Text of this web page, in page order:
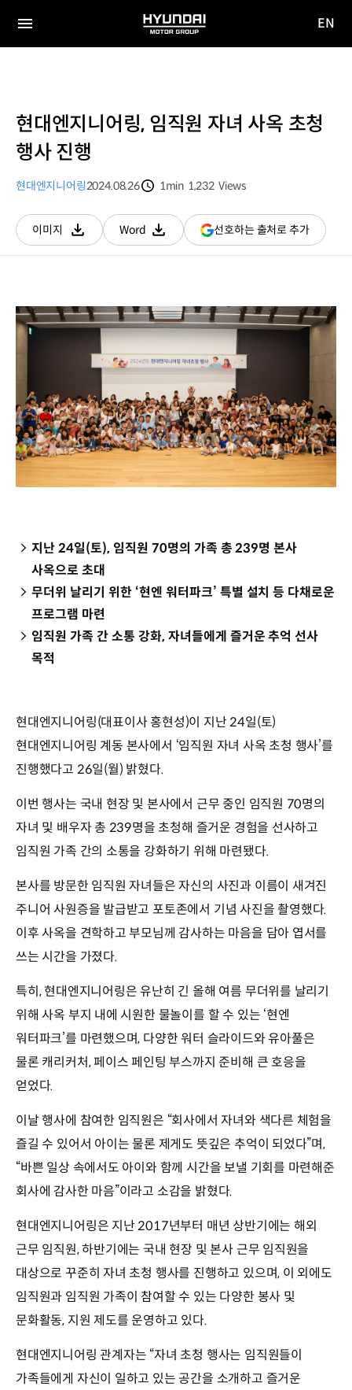
전체
HYUNDAI
MOTOR
EN
현대엔지니어링, 임직원 자녀 사옥 초청
행사 진행
현대엔지니어링2024.08.26
1min 1,232 Views
이미지
다운로드
Word
다운로드
선호하는 출처로 추가(새
창
지난 24일(토), 임직원 70명의 가족 총 239명 본사
사옥으로 초대
무더위 날리기 위한 ‘현엔 워터파크’ 특별 설치 등 다채로운
프로그램 마련
임직원 가족 간 소통 강화, 자녀들에게 즐거운 추억 선사
목적
현대엔지니어링(대표이사 홍현성)이 지난 24일(토)
현대엔지니어링 계동 본사에서 ‘임직원 자녀 사옥 초청 행사’를
진행했다고 26일(월) 밝혔다.
이번 행사는 국내 현장 및 본사에서 근무 중인 임직원 70명의
자녀 및 배우자 총 239명을 초청해 즐거운 경험을 선사하고
임직원 가족 간의 소통을 강화하기 위해 마련됐다.
본사를 방문한 임직원 자녀들은 자신의 사진과 이름이 새겨진
주니어 사원증을 발급받고 포토존에서 기념 사진을 촬영했다.
이후 사옥을 견학하고 부모님께 감사하는 마음을 담아 엽서를
쓰는 시간을 가졌다.
특히, 현대엔지니어링은 유난히 긴 올해 여름 무더위를 날리기
위해 사옥 부지 내에 시원한 물놀이를 할 수 있는 ‘현엔
워터파크’를 마련했으며, 다양한 워터 슬라이드와 유아풀은
물론 캐리커처, 페이스 페인팅 부스까지 준비해 큰 호응을
얻었다.
이날 행사에 참여한 임직원은 “회사에서 자녀와 색다른 체험을
즐길 수 있어서 아이는 물론 제게도 뜻깊은 추억이 되었다”며,
“바쁜 일상 속에서도 아이와 함께 시간을 보낼 기회를 마련해준
회사에 감사한 마음”이라고 소감을 밝혔다.
현대엔지니어링은 지난 2017년부터 매년 상반기에는 해외
근무 임직원, 하반기에는 국내 현장 및 본사 근무 임직원을
대상으로 꾸준히 자녀 초청 행사를 진행하고 있으며, 이 외에도
임직원과 임직원 가족이 참여할 수 있는 다양한 봉사 및
문화활동, 지원 제도를 운영하고 있다.
현대엔지니어링 관계자는 “자녀 초청 행사는 임직원들이
가족들에게 자신이 일하고 있는 공간을 소개하고 즐거운